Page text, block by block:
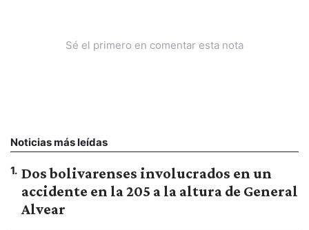
Sé el primero en comentar esta nota
Noticias más leídas
1. Dos bolivarenses involucrados en un
accidente en la 205 a la altura de General
Alvear